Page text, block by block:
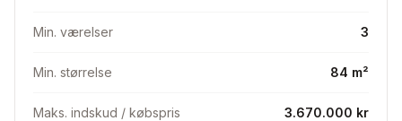
Min. værelser 3
Min. størrelse 84 m²
Maks. indskud / købspris 3.670.000 kr